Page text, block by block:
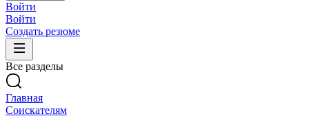
Войти
Войти
Создать резюме
Все разделы
Главная
Соискателям